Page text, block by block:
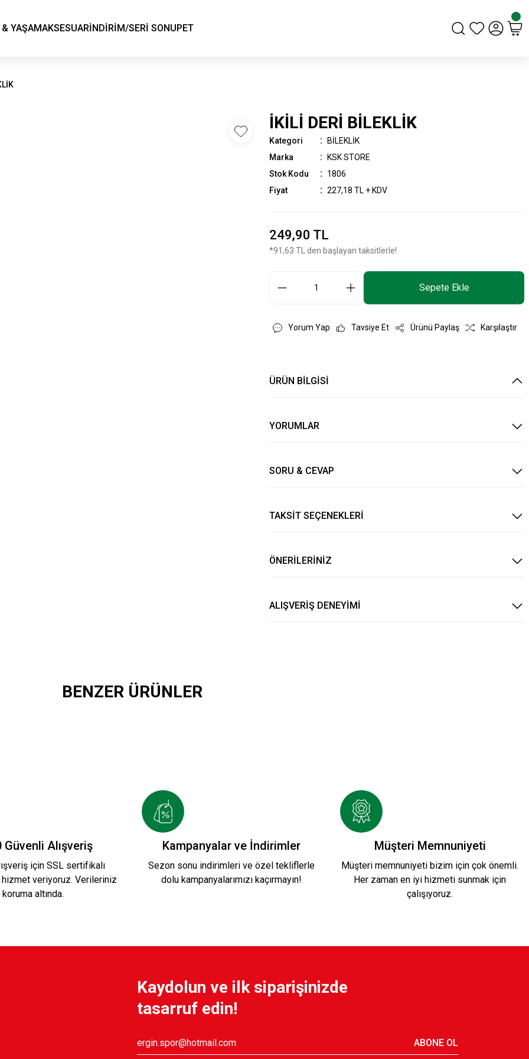
& YAŞAMAKSESUARİNDİRİM/SERİ SONUPET
İKİLİ DERİ BİLEKLİK
Kategori
BİLEKLİK
Marka
KSK STORE
Stok Kodu
1806
Fiyat
227,18 TL + KDV
249,90 TL
*91,63 TL den başlayan taksitlerle!
Sepete Ekle
Yorum Yap Tavsiye Et Ürünü Paylaş Karşılaştır
ÜRÜN BİLGİSİ
YORUMLAR
SORU & CEVAP
TAKSİT SEÇENEKLERİ
ÖNERİLERİNİZ
ALIŞVERİŞ DENEYİMİ
BENZER ÜRÜNLER
2 TAŞ İP BİLEKLİK 1
199,90 TL
ARMA LOGO YEŞİL KIRMIZI MAKROMEÖRGÜ İP BİLEKLİK
Güvenli Alışveriş
için SSL sertifikalı
hizmet veriyoruz. Verileriniz
koruma altında.
Kampanyalar ve İndirimler
Sezon sonu indirimleri ve özel tekliflerle
dolu kampanyalarımızı kaçırmayın!
Müşteri Memnuniyeti
Müşteri memnuniyeti bizim için çok önemli.
Her zaman en iyi hizmeti sunmak için
çalışıyoruz.
Kaydolun ve ilk siparişinizde
tasarruf edin!
ABONE OL